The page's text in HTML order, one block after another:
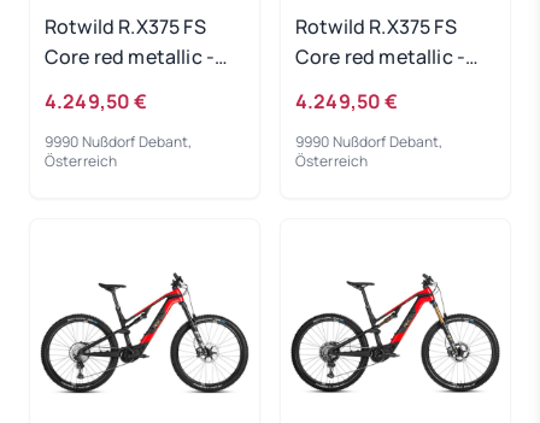
Rotwild R.X375 FS
Core red metallic -
4.249,50 €
9990 Nußdorf Debant,
Österreich
Rotwild R.X375 FS
Core red metallic -
4.249,50 €
9990 Nußdorf Debant,
Österreich